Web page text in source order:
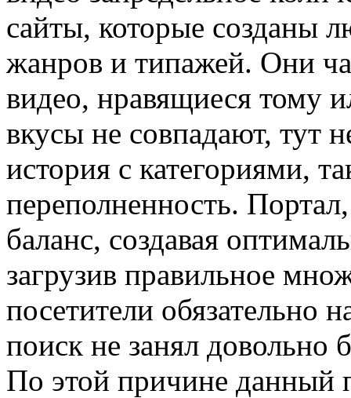
сайты, которые созданы
жанров и типажей. Они
видео, нравящиеся тому
вкусы не совпадают, тут
история с категориями,
переполненность.
баланс, создавая
загрузив правильное
посетители обязательно
поиск не занял довольно
По этой причине данный